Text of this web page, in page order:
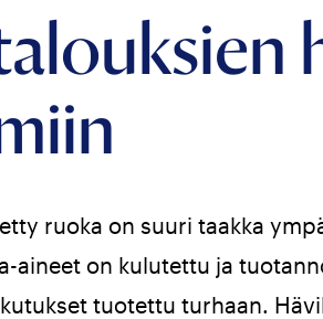
ruoka on suuri taakka
aineet on kulutettu ja
tuotettu turhaan.